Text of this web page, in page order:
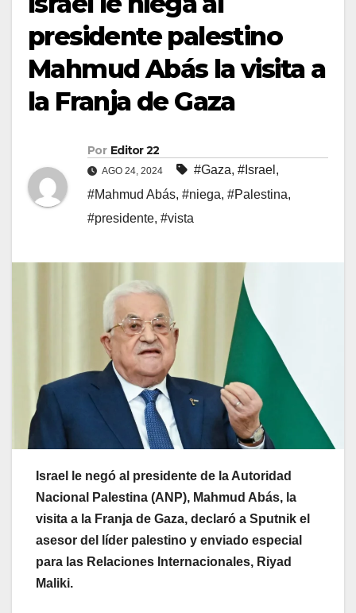
presidente palestino
Mahmud Abás la visita a
la Franja de Gaza
Por Editor 22
AGO 24, 2024 #Gaza, #Israel ,
#Mahmud Abás, #niega, #Palestina,
#presidente, #vista
Israel le negó al presidente de la Autoridad
Nacional Palestina (ANP), Mahmud Abás, la
visita a la Franja de Gaza, declaró a Sputnik el
asesor del líder palestino y enviado especial
para las Relaciones Internacionales, Riyad
Maliki.